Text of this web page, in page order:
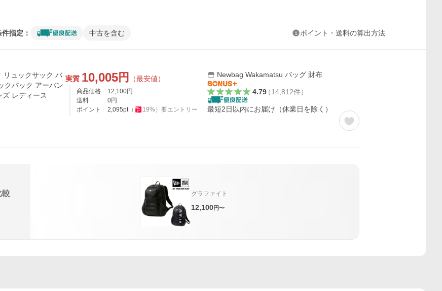
件指定： 中古を含む ポイント・送料の算出方法
リュックサック バ
クパック アーバン
レディース
実質 10,005円 （最安値）
商品価格 12,100円
送料
0円
ポイント
2,095pt（ 19%） 要エントリー
Newbag Wakamatsu バッグ 財布
4.79（14,812件）
最短2日以内にお届け（休業日を除く）
較 グラファイト
12,100円〜